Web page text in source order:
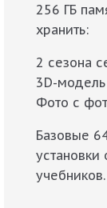
256 ГБ
хранить:
2 сезона
3D-
Фото с
Базовые
учебников.